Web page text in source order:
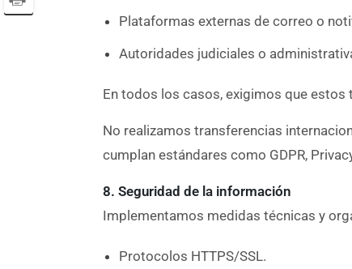
Plataformas externas de correo o
Autoridades judiciales o
En todos los casos, exigimos que
No realizamos transferencias
cumplan estándares como GDPR,
8. Seguridad de la información
Implementamos medidas técnicas y
Protocolos HTTPS/SSL.